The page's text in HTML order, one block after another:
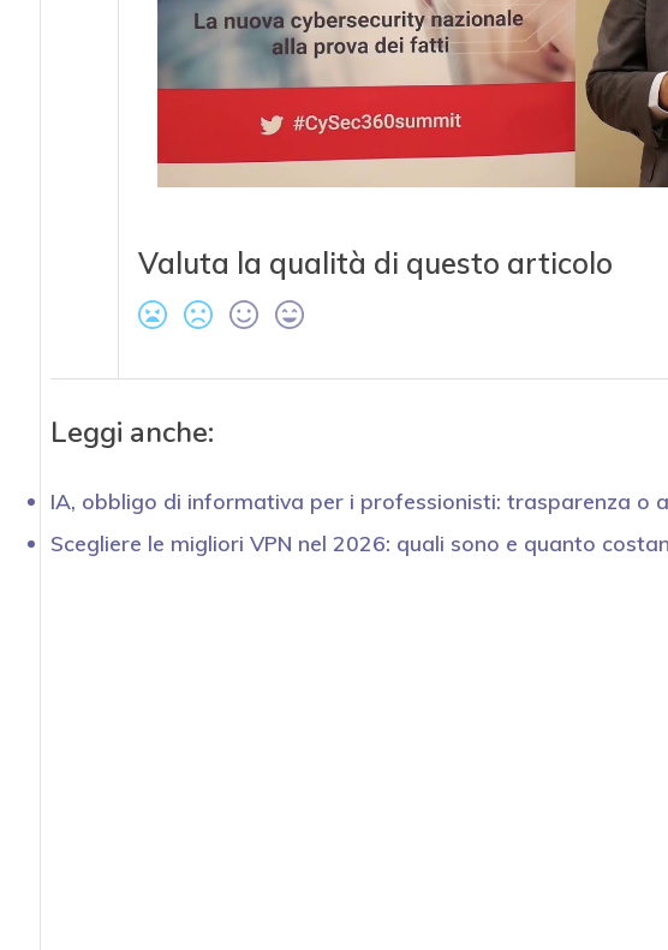
Valuta la qualità di questo articolo
Leggi anche:
IA, obbligo di informativa per i professionisti: trasparenza o
Scegliere le migliori VPN nel 2026: quali sono e quanto